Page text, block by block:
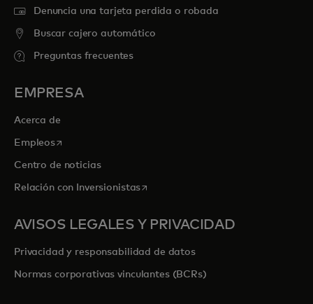
Denuncia una tarjeta perdida o robada
Buscar cajero automático
Preguntas frecuentes
EMPRESA
Acerca de
Empleosse abre en una pestaña nueva
Centro de noticias
Relación con Inversionistasse abre en una pestaña nueva
AVISOS LEGALES Y PRIVACIDAD
Privacidad y responsabilidad de datos
Normas corporativas vinculantes (BCRs)